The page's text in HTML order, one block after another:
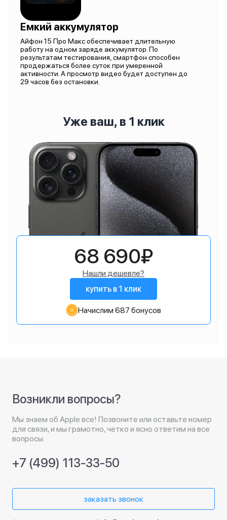
Емкий аккумулятор
Айфон 15 Про Макс обеспечивает длительную
работу на одном заряде аккумулятор. По
результатам тестирования, смартфон способен
продержаться более суток при умеренной
активности. А просмотр видео будет доступен до
29 часов без остановки.
Уже ваш, в 1 клик
68 690₽
Нашли дешевле?
купить в 1 клик
Начислим 687 бонусов
Возникли вопросы?
Мы знаем об Apple все! Позвоните или оставьте номер
для связи, и мы грамотно, четко и ясно ответим на все
вопросы.
+7 (499) 113-33-50
заказать звонок